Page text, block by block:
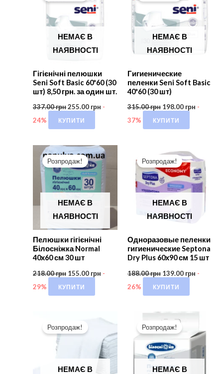
НЕМАЄ В
НАЯВНОСТІ
Гігієнічні пелюшки
Seni Soft Basic 60*60 (30
шт) 8,50 грн. за один шт.
337.00грн255.00 грн -
24%
КУПИТИ
НЕМАЄ В
НАЯВНОСТІ
Гигиенические
пеленки Seni Soft Basic
40*60 (30 шт)
315.00грн 198.00 грн -
37%
КУПИТИ
НЕМАЄ В
НАЯВНОСТІ
Розпродаж!
Пелюшки гігієнічні
Білосніжка Normal
40х60 см 30 шт
218.00грн 155.00 грн -
29%
КУПИТИ
НЕМАЄ В
НАЯВНОСТІ
Розпродаж!
Одноразовые пеленки
гигиенические Septona
Dry Plus 60х90 см 15 шт
188.00грн 139.00 грн -
26%
КУПИТИ
НЕМАЄ В
Розпродаж!
НЕМАЄ В
Розпродаж!